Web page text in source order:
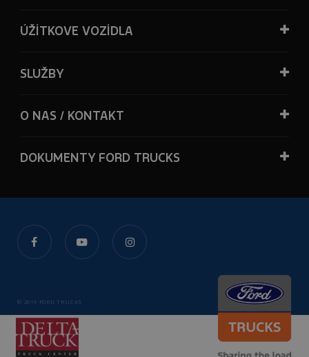
ÚŽİTKOVE VOZİDLA
SLUŽBY
O NAS / KONTAKT
DOKUMENTY FORD TRUCKS
© 2019 FORD TRUCKS